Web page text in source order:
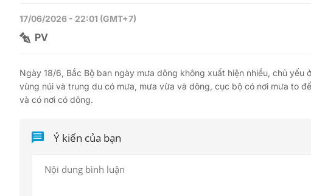
17/06/2026 - 22:01 (GMT+7)
PV
Ngày 18/6, Bắc Bộ ban ngày mưa dông không xuất hiện nhiều, chủ
vùng núi và trung du có mưa, mưa vừa và dông, cục bộ có nơi mưa to
và có nơi có dông.
Ý kiến của bạn